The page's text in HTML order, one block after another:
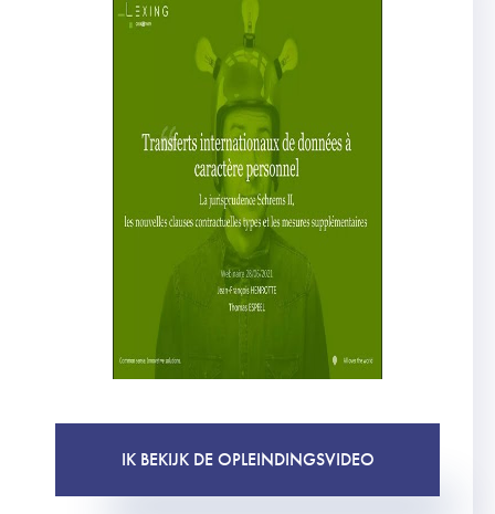
IK BEKIJK DE OPLEINDINGSVIDEO